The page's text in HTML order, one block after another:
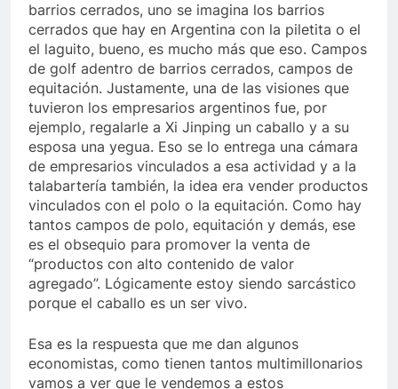
barrios cerrados, uno se imagina los barrios
cerrados que hay en Argentina con la piletita o el
el laguito, bueno, es mucho más que eso. Campos
de golf adentro de barrios cerrados, campos de
equitación. Justamente, una de las visiones que
tuvieron los empresarios argentinos fue, por
ejemplo, regalarle a Xi Jinping un caballo y a su
esposa una yegua. Eso se lo entrega una cámara
de empresarios vinculados a esa actividad y a la
talabartería también, la idea era vender productos
vinculados con el polo o la equitación. Como hay
tantos campos de polo, equitación y demás, ese
es el obsequio para promover la venta de
“productos con alto contenido de valor
agregado”. Lógicamente estoy siendo sarcástico
porque el caballo es un ser vivo.
Esa es la respuesta que me dan algunos
economistas, como tienen tantos multimillonarios
vamos a ver que le vendemos a estos